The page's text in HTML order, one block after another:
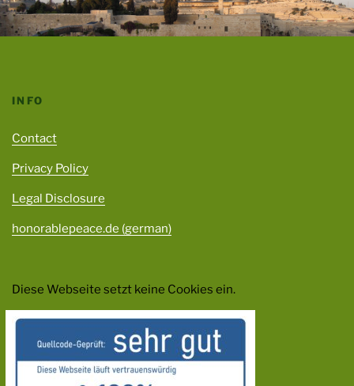
INFO
Contact
Privacy Policy
Legal Disclosure
honorablepeace.de (german)
Diese Webseite setzt keine Cookies ein.